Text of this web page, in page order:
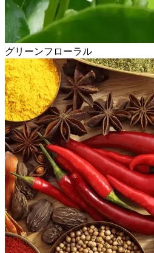
グリーンフローラル